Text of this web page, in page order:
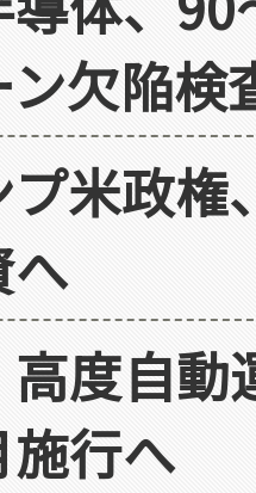
欠陥検
プ米政
へ
高度自
行へ